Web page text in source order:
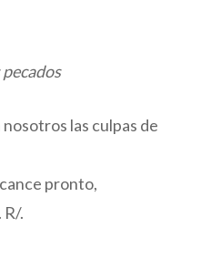
las culpas de
pronto,
.